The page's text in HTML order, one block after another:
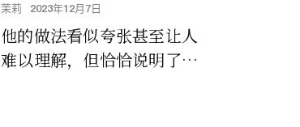
茉莉 2023年12月7日
他的做法看似夸张甚至让人
难以理解，但恰恰说明了每